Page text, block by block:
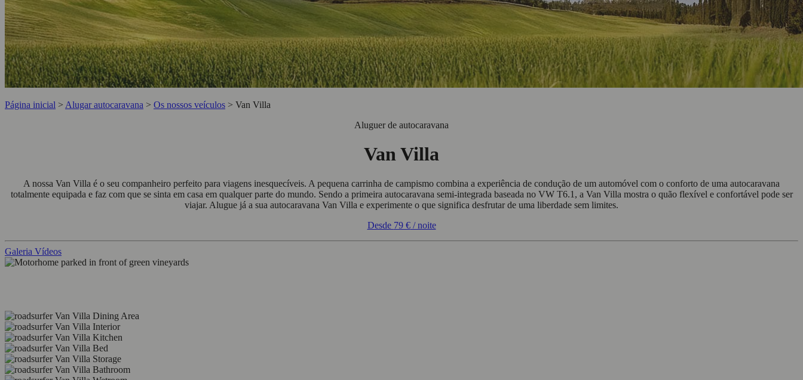
Página inicial > Alugar autocaravana > Os nossos veículos > Van Villa
Aluguer de autocaravana
Van Villa
A nossa Van Villa é o seu companheiro perfeito para viagens inesquecíveis. A pequena carrinha de campismo combina a experiência de condução de um automóvel com o conforto de uma autocaravana
totalmente equipada e faz com que se sinta em casa em qualquer parte do mundo. Sendo a primeira autocaravana semi-integrada baseada no VW T6.1, a Van Villa mostra o quão flexível e confortável pode ser
viajar. Alugue já a sua autocaravana Van Villa e experimente o que significa desfrutar de uma liberdade sem limites.
Desde 79 €/ noite
Galeria Vídeos